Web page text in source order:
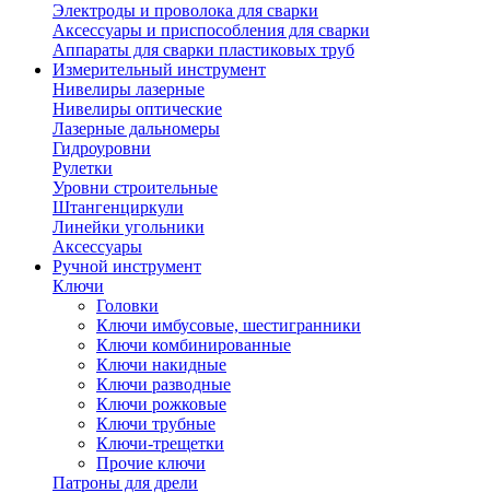
Электроды и проволока для сварки
Аксессуары и приспособления для сварки
Аппараты для сварки пластиковых труб
Измерительный инструмент
Нивелиры лазерные
Нивелиры оптические
Лазерные дальномеры
Гидроуровни
Рулетки
Уровни строительные
Штангенциркули
Линейки угольники
Аксессуары
Ручной инструмент
Ключи
Головки
Ключи имбусовые, шестигранники
Ключи комбинированные
Ключи накидные
Ключи разводные
Ключи рожковые
Ключи трубные
Ключи-трещетки
Прочие ключи
Патроны для дрели